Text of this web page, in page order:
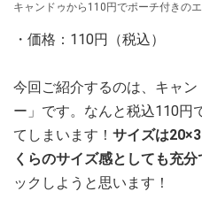
キャンドゥから110円でポーチ付きの
・価格：110円（税込）
今回ご紹介するのは、キャ
ー」です。なんと税込110円
てしまいます！ サイズは
くらのサイズ感としても充分
ックしようと思います！